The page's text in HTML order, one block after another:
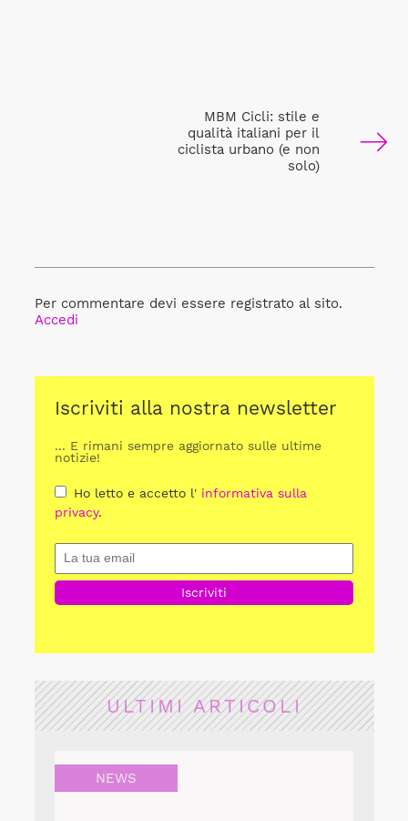
MBM Cicli: stile e
qualità italiani per il
ciclista urbano (e non
solo)
Per commentare devi essere registrato al sito.
Accedi
Iscriviti alla nostra newsletter
... E rimani sempre aggiornato sulle ultime
notizie!
Ho letto e accetto l' informativa sulla
privacy.
ULTIMI ARTICOLI
NEWS